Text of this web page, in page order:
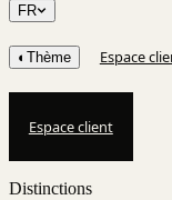
FR
◐ Thème Espace
Espace client
Distinctions